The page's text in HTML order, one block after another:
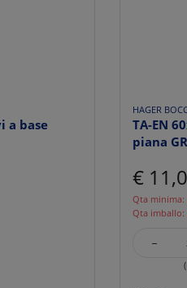
a base
HAGER
TA-EN
piana
€
Qta minima:
Qta imballo:
-